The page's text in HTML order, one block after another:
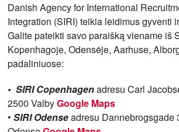
Danish Agency for International
Integration (SIRI) teikia leidimus gyventi
Galite pateikti savo paraišką viename iš
Kopenhagoje, Odensėje, Aarhuse,
padaliniuose:
• SIRI Copenhagenadresu Carl
2500 ValbyGoogle Maps
• SIRI Odenseadresu Dannebrogsgade